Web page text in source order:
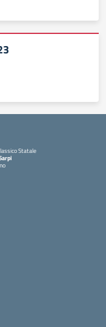
Statale
la pagina iniziale della scuola